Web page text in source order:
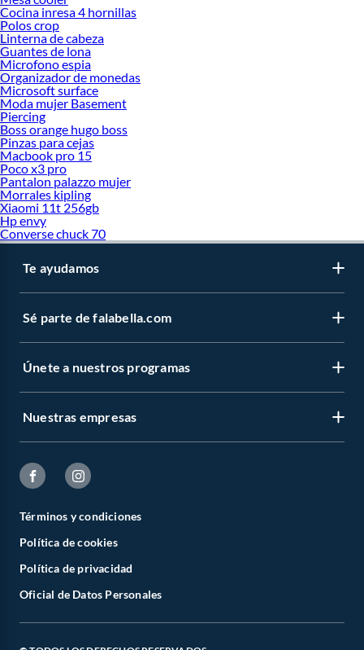
Cocina inresa 4 hornillas
Polos crop
Linterna de cabeza
Guantes de lona
Microfono espia
Organizador de monedas
Microsoft surface
Moda mujer Basement
Piercing
Boss orange hugo boss
Pinzas para cejas
Macbook pro 15
Poco x3 pro
Pantalon palazzo mujer
Morrales kipling
Xiaomi 11t 256gb
Hp envy
Converse chuck 70
Te ayudamos
Sé parte de falabella.com
Únete a nuestros programas
Nuestras empresas
Términos y condiciones
Política de cookies
Política de privacidad
Oficial de Datos Personales